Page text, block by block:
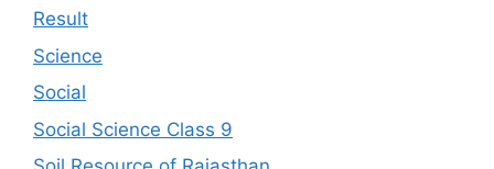
Result
Science
Social
Social Science Class 9